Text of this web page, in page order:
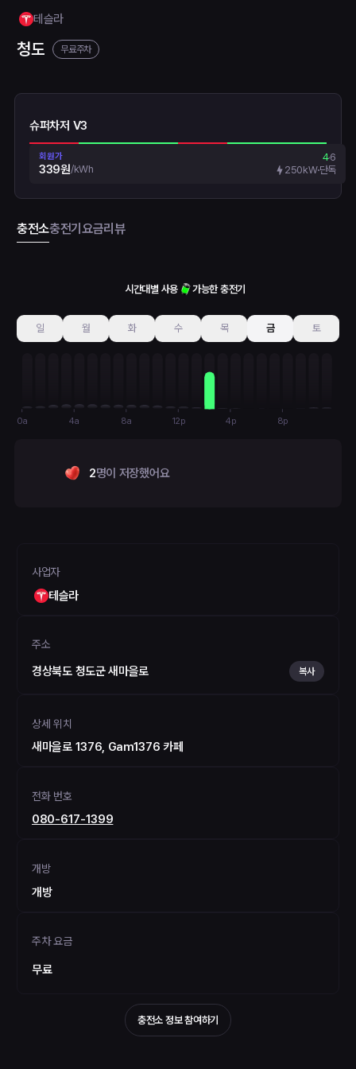
테슬라
청도 무료주차
슈퍼차저 V3
회원가
339원/kWh
46
250kW단독
충전소충전기요금리뷰
시간대별 사용 가능한 충전기
일 월 화 수 목 금 토
0a 4a 8a 12p 4p 8p
2명이 저장했어요
사업자
테슬라
주소
경상북도 청도군 새마을로 복사
상세 위치
새마을로 1376, Gam1376 카페
전화 번호
080-617-1399
개방
개방
주차 요금
무료
충전소 정보 참여하기